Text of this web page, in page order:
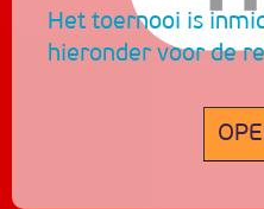
Het toernooi is
hieronder voor de